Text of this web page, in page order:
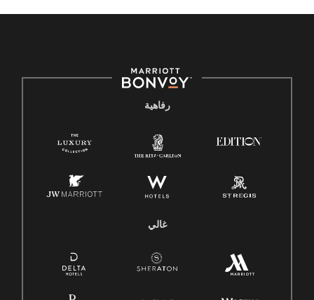
رفاهية
غالي